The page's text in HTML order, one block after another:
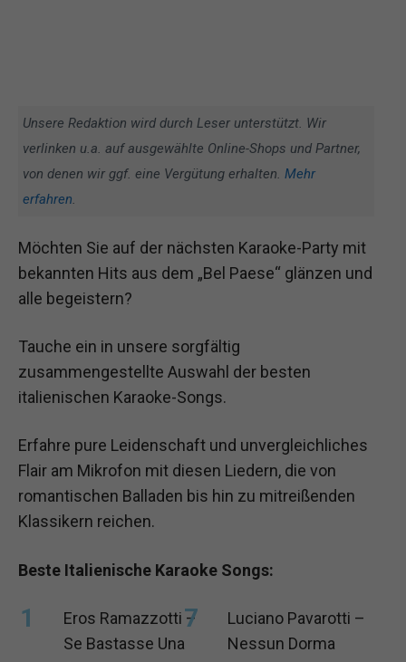
Unsere Redaktion wird durch Leser unterstützt. Wir
verlinken u.a. auf ausgewählte Online-Shops und Partner,
von denen wir ggf. eine Vergütung erhalten. Mehr
erfahren.
Möchten Sie auf der nächsten Karaoke-Party mit
bekannten Hits aus dem „Bel Paese“ glänzen und
alle begeistern?
Tauche ein in unsere sorgfältig
zusammengestellte Auswahl der besten
italienischen Karaoke-Songs.
Erfahre pure Leidenschaft und unvergleichliches
Flair am Mikrofon mit diesen Liedern, die von
romantischen Balladen bis hin zu mitreißenden
Klassikern reichen.
Beste Italienische Karaoke Songs:
Eros Ramazzotti –
Se Bastasse Una
Luciano Pavarotti –
Nessun Dorma